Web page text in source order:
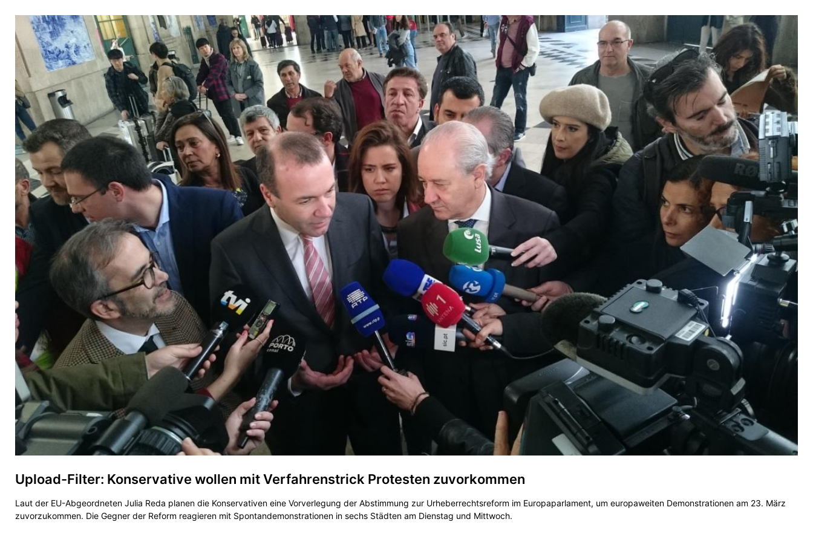
Upload-Filter: Konservative wollen mit Verfahrenstrick Protesten zuvorkommen
Laut der EU-Abgeordneten Julia Reda planen die Konservativen eine Vorverlegung der Abstimmung zur Urheberrechtsreform im Europaparlament, um europaweiten Demonstrationen am 23. März
zuvorzukommen. Die Gegner der Reform reagieren mit Spontandemonstrationen in sechs Städten am Dienstag und Mittwoch.